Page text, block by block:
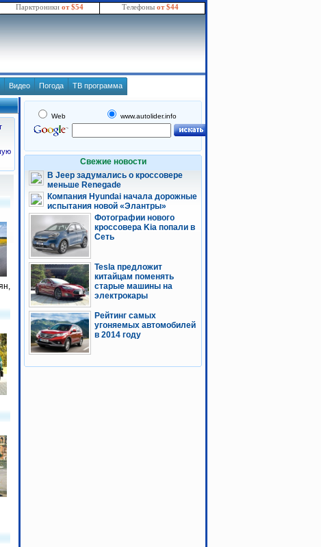
Парктроники от $54 Телефоны от $44
Видео Погода ТВ программа
Web www.autolider.info
Свежие новости
В Jeep задумались о кроссовере
меньше Renegade
Компания Hyundai начала дорожные
испытания новой «Элантры»
Фотографии нового
кроссовера Kia попали в
Сеть
Tesla предложит
китайцам поменять
старые машины на
электрокары
Рейтинг самых
угоняемых автомобилей
в 2014 году